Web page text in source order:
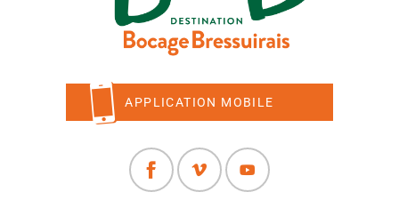
APPLICATION MOBILE